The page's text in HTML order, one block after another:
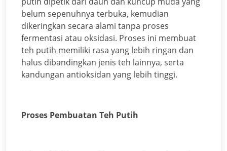
belum sepenuhnya terbuka, kemudian
dikeringkan secara alami tanpa proses
fermentasi atau oksidasi. Proses ini membuat
teh putih memiliki rasa yang lebih ringan dan
halus dibandingkan jenis teh lainnya, serta
kandungan antioksidan yang lebih tinggi.
Proses Pembuatan Teh Putih